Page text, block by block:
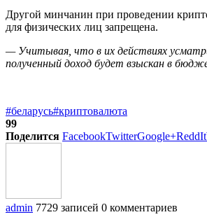
Другой минчанин при проведении
для физических лиц запрещена.
— Учитывая, что в их действиях
полученный доход будет взыскан в
#беларусь#криптовалюта
99
Поделится FacebookTwitterGoogle+ReddIt
admin 7729 записей 0 комментариев